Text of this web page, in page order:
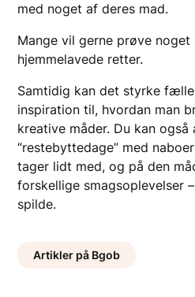
med noget af deres mad.
Mange vil gerne prøve
hjemmelavede retter.
Samtidig kan det styrke
inspiration til, hvordan man
kreative måder. Du kan også
“restebyttedage” med
tager lidt med, og på den
forskellige smagsoplevelser
spilde.
Artikler på Bgob